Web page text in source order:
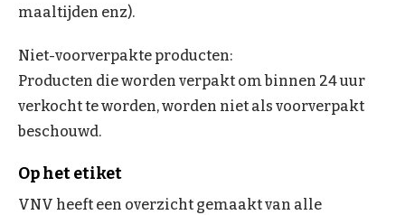
maaltijden enz).
Niet-voorverpakte producten:
Producten die worden verpakt om binnen 24 uur
verkocht te worden, worden niet als voorverpakt
beschouwd.
Op het etiket
VNV heeft een overzicht gemaakt van alle